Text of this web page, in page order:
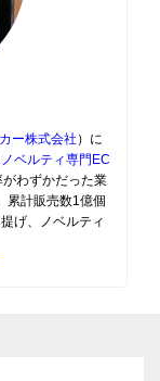
ー株式会社 ）に
ノベルティ専門EC
わずかだった業
累計販売数1億個
げ、ノベルティ